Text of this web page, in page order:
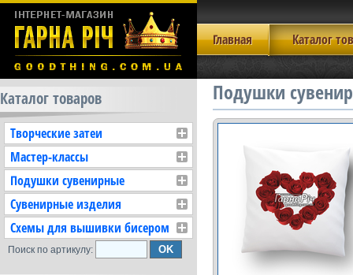
Главная Каталог
Каталог товаров
Творческие затеи
Мастер-классы
Подушки сувенирные
Сувенирные изделия
Схемы для вышивки бисером
Поиск по артикулу:
Подушки